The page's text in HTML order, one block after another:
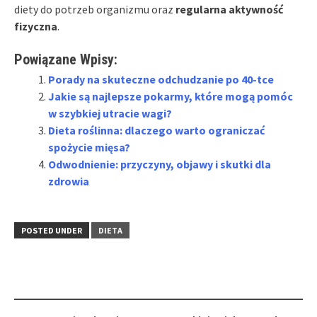
diety do potrzeb organizmu oraz regularna aktywność
fizyczna.
Powiązane Wpisy:
Porady na skuteczne odchudzanie po 40-tce
Jakie są najlepsze pokarmy, które mogą pomóc
w szybkiej utracie wagi?
Dieta roślinna: dlaczego warto ograniczać
spożycie mięsa?
Odwodnienie: przyczyny, objawy i skutki dla
zdrowia
POSTED UNDER DIETA